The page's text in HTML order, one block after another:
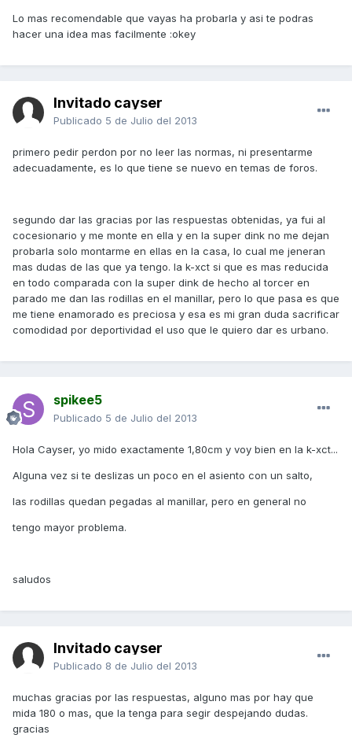
Lo mas recomendable que vayas ha probarla y asi te podras
hacer una idea mas facilmente :okey
Invitado cayser
Publicado 5 de Julio del 2013
primero pedir perdon por no leer las normas, ni presentarme
adecuadamente, es lo que tiene se nuevo en temas de foros.
segundo dar las gracias por las respuestas obtenidas, ya fui al
cocesionario y me monte en ella y en la super dink no me dejan
probarla solo montarme en ellas en la casa, lo cual me jeneran
mas dudas de las que ya tengo. la k-xct si que es mas reducida
en todo comparada con la super dink de hecho al torcer en
parado me dan las rodillas en el manillar, pero lo que pasa es que
me tiene enamorado es preciosa y esa es mi gran duda sacrificar
comodidad por deportividad el uso que le quiero dar es urbano.
spikee5
Publicado 5 de Julio del 2013
Hola Cayser, yo mido exactamente 1,80cm y voy bien en la k-xct...
Alguna vez si te deslizas un poco en el asiento con un salto,
las rodillas quedan pegadas al manillar, pero en general no
tengo mayor problema.
saludos
Invitado cayser
Publicado 8 de Julio del 2013
muchas gracias por las respuestas, alguno mas por hay que
mida 180 o mas, que la tenga para segir despejando dudas.
gracias